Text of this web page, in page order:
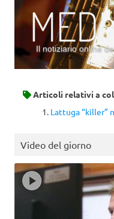
Il notiziario online
Articoli relativi a
Lattuga “killer”
Video del giorno